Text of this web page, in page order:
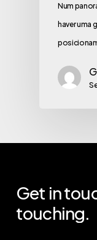
Num
haver uma
Get in
touching.